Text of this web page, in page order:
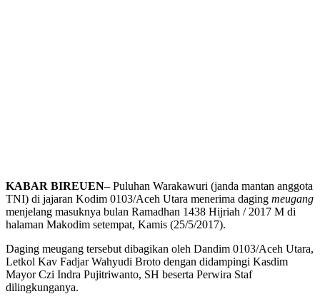
KABAR BIREUEN– Puluhan Warakawuri (janda mantan anggota
TNI) di jajaran Kodim 0103/Aceh Utara menerima daging meugang
menjelang masuknya bulan Ramadhan 1438 Hijriah / 2017 M di
halaman Makodim setempat, Kamis (25/5/2017).
Daging meugang tersebut dibagikan oleh Dandim 0103/Aceh Utara,
Letkol Kav Fadjar Wahyudi Broto dengan didampingi Kasdim
Mayor Czi Indra Pujitriwanto, SH beserta Perwira Staf
dilingkunganya.